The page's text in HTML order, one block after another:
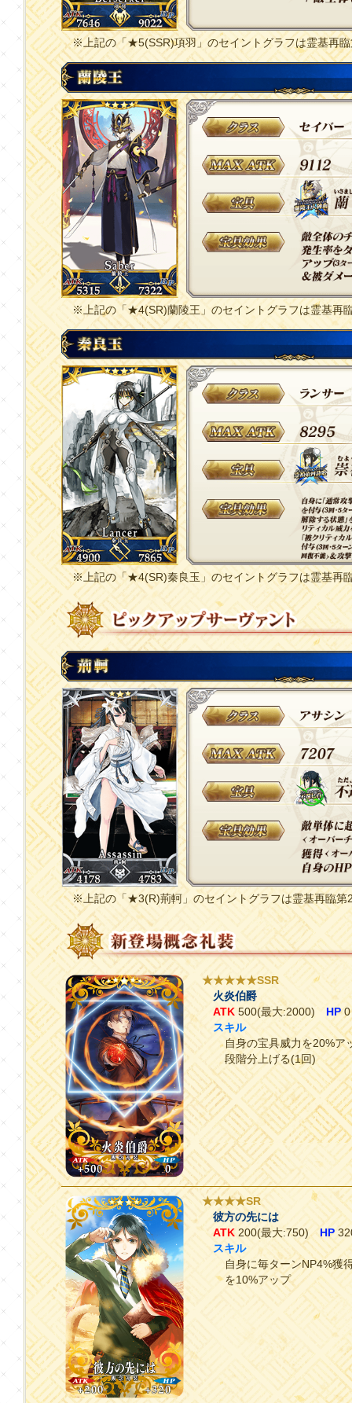
※上記の「★5(SSR)項羽」のセイントグラフは霊基再
※上記の「★4(SR)蘭陵王」のセイントグラフは霊基再
※上記の「★4(SR)秦良玉」のセイントグラフは霊基再
※上記の「★3(R)荊軻」のセイントグラフは霊基再臨第
★★★★★SSR
火炎伯爵
ATK 500(最大:2000) HP0
スキル
自身の宝具威力を20%ア
段階分上げる(1回)
★★★★SR
彼方の先には
ATK 200(最大:750)HP
スキル
自身に毎ターンNP4%獲
を10%アップ